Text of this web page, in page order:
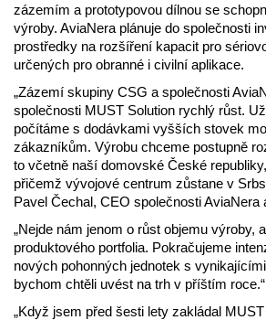
zázemím a prototypovou dílnou se
výroby. AviaNera plánuje do společnosti
prostředky na rozšíření kapacit pro
určených pro obranné i civilní aplikace.
„Zázemí skupiny CSG a společnosti
společnosti MUST Solution rychlý růst.
počítáme s dodávkami vyšších stovek
zákazníkům. Výrobu chceme postupně
to včetně naší domovské České
přičemž vývojové centrum zůstane v
Pavel Čechal, CEO společnosti AviaNera
„Nejde nám jenom o růst objemu výroby,
produktového portfolia. Pokračujeme
nových pohonných jednotek s
bychom chtěli uvést na trh v příštím roce.“
„Když jsem před šesti lety zakládal